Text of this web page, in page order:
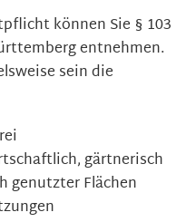
können Sie § 103
entnehmen.
sein die
gärtnerisch
Flächen